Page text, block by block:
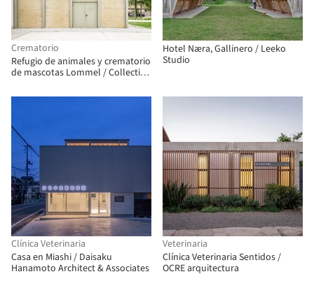
Crematorio
Refugio de animales y crematorio
de mascotas Lommel / Collectief
Hotel Næra, Gallinero / Leeko
Studio
Clínica Veterinaria
Casa en Miashi / Daisaku
Hanamoto Architect & Associates
Veterinaria
Clínica Veterinaria Sentidos /
OCRE arquitectura